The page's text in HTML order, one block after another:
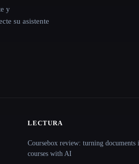
y
su asistente
LECTURA
Coursebox review: turning documents
courses with AI